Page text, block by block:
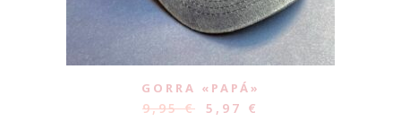
GORRA «PAPÁ»
9,95€ 5,97 €